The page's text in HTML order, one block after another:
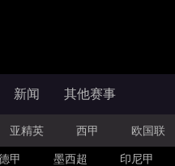
新闻 其他赛事
亚精英 西甲 欧国联
甲 墨西超 印尼甲